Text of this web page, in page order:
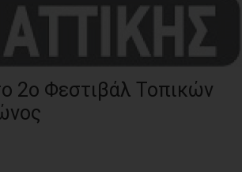
2ο Φεστιβάλ Τοπικών